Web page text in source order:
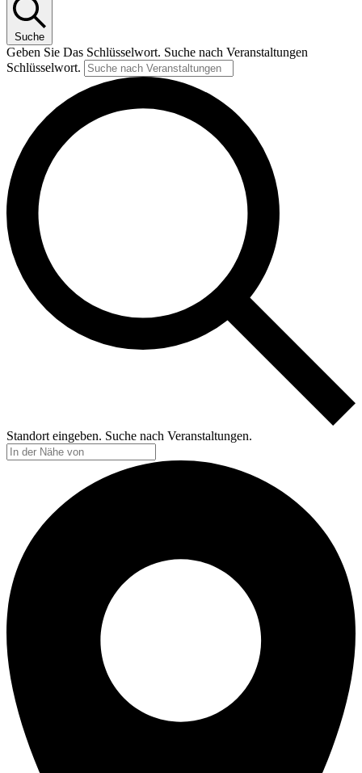
Suche
Geben Sie Das Schlüsselwort. Suche nach Veranstaltungen
Schlüsselwort.
Standort eingeben. Suche nach Veranstaltungen.